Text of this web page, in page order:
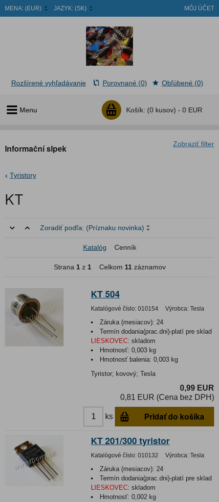
MENA: (EUR) JAZYK: (SK) MÔJ ÚČET
Menu Košík: (0 kusov) - 0 EUR
Rozšírené vyhľadávanie Porovnané (0) Obľúbené (0)
Zobraziť filter
Informační slpek
Tyristory
KT
Zoradiť podľa: (Príznaku novinka)
Katalóg Cenník
Strana 1z 1Celkom 11záznamov
KT 504
Katalógové číslo: 010154 Výrobca: Tesla
Záruka (mesiacov): 24
Termín dodania(prac.dni)-platí pre sklad
LIESKOVEC: skladom
Hmotnosť:0,003 kg
Hmotnosť balenia:0,003 kg
Tyristor; kovový; Tesla
0,99 EUR
0,81 EUR (Cena bez DPH)
ks Pridať do košíka
KT 201/300 tyristor
Katalógové číslo: 010132 Výrobca: Tesla
Záruka (mesiacov): 24
Termín dodania(prac.dni)-platí pre sklad
LIESKOVEC: skladom
Hmotnosť:0,002 kg